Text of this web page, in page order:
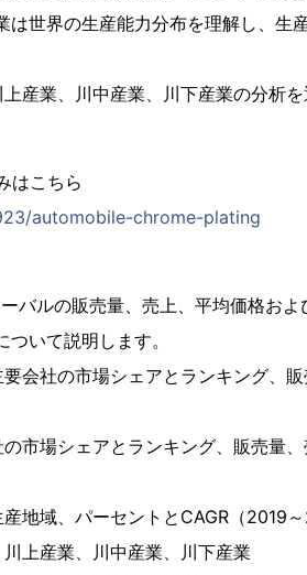
世界の生産能力分布を理解し、生
産業、川中産業、川下産業の分析
はこちら
automobile-chrome-plating
バルの販売量、売上、平均価格お
いて説明します。
会社の市場シェアとランキング、
市場シェアとランキング、販売量
地域、パーセントとCAGR（2019～
上産業、川中産業、川下産業